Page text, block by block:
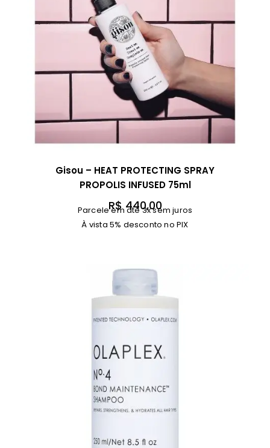
Gisou – HEAT PROTECTING SPRAY
PROPOLIS INFUSED 75ml
R$440,00
Parcele em até 3x sem juros
À vista 5% desconto no PIX